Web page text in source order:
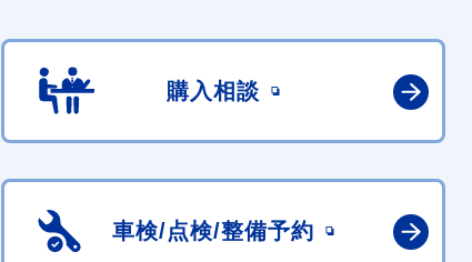
購入相談
車検/点検/整備予約